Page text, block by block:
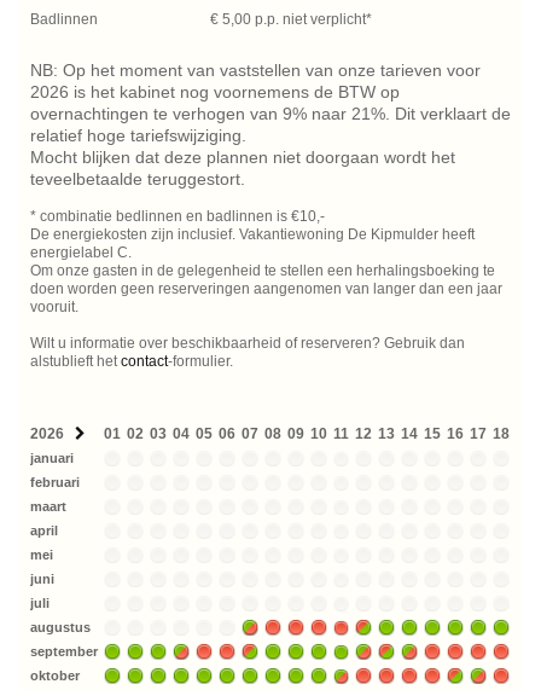
Badlinnen € 5,00 p.p. niet verplicht*
NB: Op het moment van vaststellen van onze tarieven voor
2026 is het kabinet nog voornemens de BTW op
overnachtingen te verhogen van 9% naar 21%. Dit verklaart de
relatief hoge tariefswijziging.
Mocht blijken dat deze plannen niet doorgaan wordt het
teveelbetaalde teruggestort.
* combinatie bedlinnen en badlinnen is €10,-
De energiekosten zijn inclusief. Vakantiewoning De Kipmulder heeft
energielabel C.
Om onze gasten in de gelegenheid te stellen een herhalingsboeking te
doen worden geen reserveringen aangenomen van langer dan een jaar
vooruit.
Wilt u informatie over beschikbaarheid of reserveren? Gebruik dan
alstublieft het contact-formulier.
2026 01 02 03 04 05 06 07 08 09 10 11 12 13 14 15 16 17 18
januari
februari
maart
april
mei
juni
juli
augustus
september
oktober